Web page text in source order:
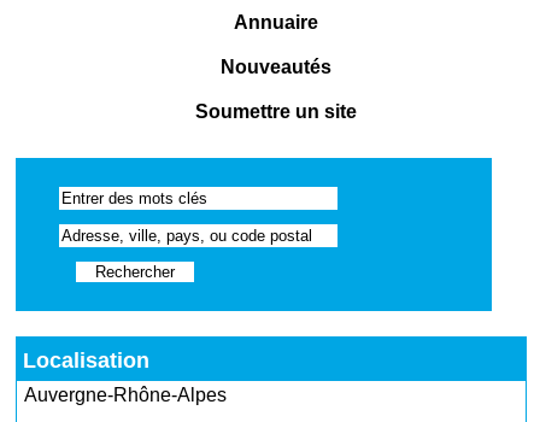
Annuaire
Nouveautés
Soumettre un site
Localisation
Auvergne-Rhône-Alpes